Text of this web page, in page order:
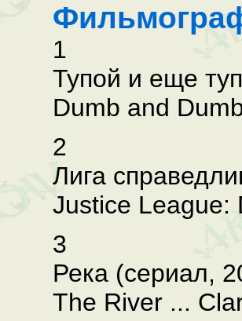
1
Тупой и еще
Dumb and
2
Лига
Justice League:
3
Река (сериал,
The River ...